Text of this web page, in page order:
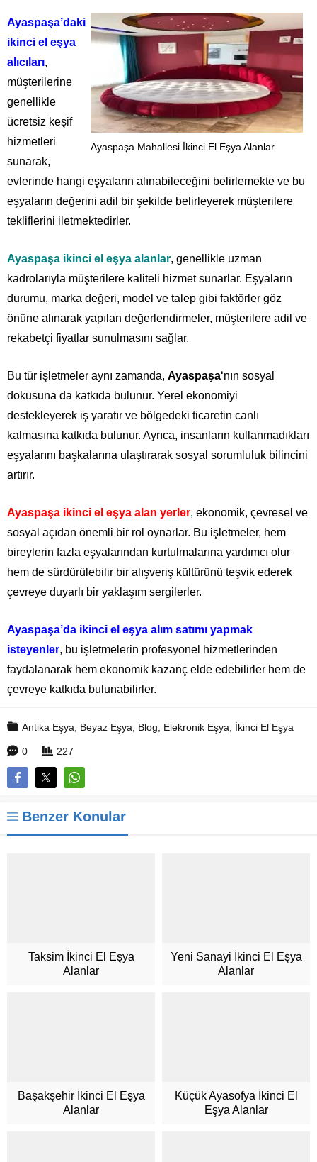
Ayaspaşa Mahallesi İkinci El Eşya Alanlar
Ayaspaşa’daki
ikinci el eşya
alıcıları,
müşterilerine
genellikle
ücretsiz keşif
hizmetleri
sunarak,
evlerinde hangi eşyaların alınabileceğini belirlemekte ve bu
eşyaların değerini adil bir şekilde belirleyerek müşterilere
tekliflerini iletmektedirler.
Ayaspaşa ikinci el eşya alanlar, genellikle uzman
kadrolarıyla müşterilere kaliteli hizmet sunarlar. Eşyaların
durumu, marka değeri, model ve talep gibi faktörler göz
önüne alınarak yapılan değerlendirmeler, müşterilere adil ve
rekabetçi fiyatlar sunulmasını sağlar.
Bu tür işletmeler aynı zamanda, Ayaspaşa‘nın sosyal
dokusuna da katkıda bulunur. Yerel ekonomiyi
destekleyerek iş yaratır ve bölgedeki ticaretin canlı
kalmasına katkıda bulunur. Ayrıca, insanların kullanmadıkları
eşyalarını başkalarına ulaştırarak sosyal sorumluluk bilincini
artırır.
Ayaspaşa ikinci el eşya alan yerler, ekonomik, çevresel ve
sosyal açıdan önemli bir rol oynarlar. Bu işletmeler, hem
bireylerin fazla eşyalarından kurtulmalarına yardımcı olur
hem de sürdürülebilir bir alışveriş kültürünü teşvik ederek
çevreye duyarlı bir yaklaşım sergilerler.
Ayaspaşa’da ikinci el eşya alım satımı yapmak
isteyenler, bu işletmelerin profesyonel hizmetlerinden
faydalanarak hem ekonomik kazanç elde edebilirler hem de
çevreye katkıda bulunabilirler.
Antika Eşya, Beyaz Eşya, Blog, Elekronik Eşya, İkinci El Eşya
0 227
Benzer Konular
Taksim İkinci El Eşya
Alanlar
Yeni Sanayi İkinci El Eşya
Alanlar
Başakşehir İkinci El Eşya
Alanlar
Küçük Ayasofya İkinci El
Eşya Alanlar
Müşteri Hizmetleri